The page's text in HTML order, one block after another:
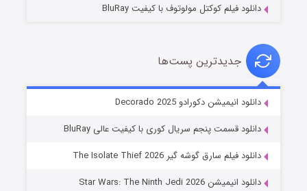
خاندان اژدها فصل ۳
دانلود فیلم کوکتل مولوتوف با کیفیت BluRay
جدیدترین پست‌ها
دانلود انیمیشن دکورادو Decorado 2025
دانلود قسمت پنجم سریال کوری با کیفیت عالی BluRay
دانلود فیلم سارق گوشه گیر The Isolate Thief 2026
دانلود انیمیشن Star Wars: The Ninth Jedi 2026